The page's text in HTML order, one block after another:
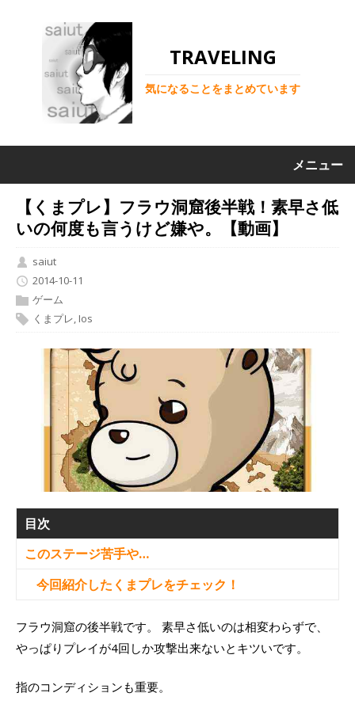
TRAVELING
気になることをまとめています
メニュー
【くまプレ】フラウ洞窟後半戦！素早さ低
いの何度も言うけど嫌や。【動画】
saiut
2014-10-11
ゲーム
くまプレ, Ios
目次
このステージ苦手や…
今回紹介したくまプレをチェック！
フラウ洞窟の後半戦です。 素早さ低いのは相変わらずで、
やっぱりプレイが4回しか攻撃出来ないとキツいです。
指のコンディションも重要。